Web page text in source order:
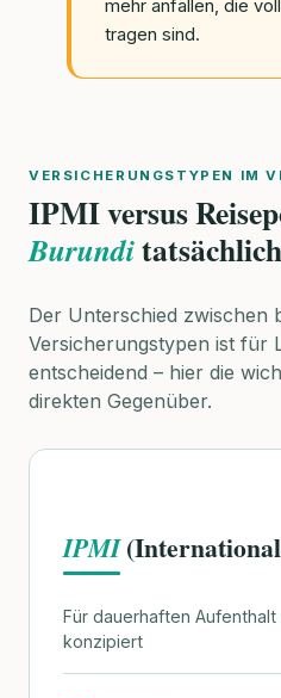
mehr anfallen, die
tragen sind.
VERSICHERUNGSTYPEN IM
IPMI versus
Burundi
Der Unterschied zwischen
Versicherungstypen ist für
entscheidend – hier die
direkten Gegenüber.
IPMI
Für dauerhaften
konzipiert